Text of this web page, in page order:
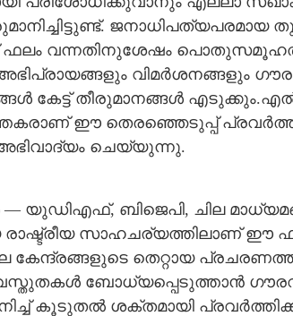
ഫലം വന്നതിനുശേഷം
വിമർശനങ്ങളും
കേട്ട് തീരുമാനങ്ങൾ
ഈ തെരഞ്ഞെടുപ്പ്
ചെയ്യുന്നു.
യുഡിഎഫ്, ബിജെപി, ചില
രാഷ്ട്രീയ സാഹചര്യത്തിലാണ് ഈ
കേന്ദ്രങ്ങളുടെ തെറ്റായ
ബോധ്യപ്പെടുത്താൻ
കൂടുതൽ ശക്തമായി